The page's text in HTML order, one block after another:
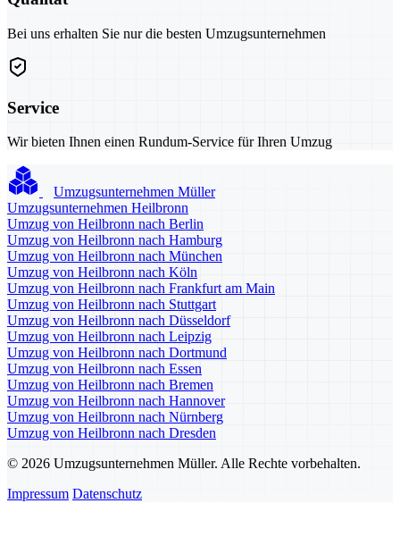
Bei uns erhalten Sie nur die besten Umzugsunternehmen
Service
Wir bieten Ihnen einen Rundum-Service für Ihren Umzug
Umzugsunternehmen Müller
Umzugsunternehmen Heilbronn
Umzug von Heilbronn nach Berlin
Umzug von Heilbronn nach Hamburg
Umzug von Heilbronn nach München
Umzug von Heilbronn nach Köln
Umzug von Heilbronn nach Frankfurt am Main
Umzug von Heilbronn nach Stuttgart
Umzug von Heilbronn nach Düsseldorf
Umzug von Heilbronn nach Leipzig
Umzug von Heilbronn nach Dortmund
Umzug von Heilbronn nach Essen
Umzug von Heilbronn nach Bremen
Umzug von Heilbronn nach Hannover
Umzug von Heilbronn nach Nürnberg
Umzug von Heilbronn nach Dresden
© 2026 Umzugsunternehmen Müller. Alle Rechte vorbehalten.
Impressum Datenschutz